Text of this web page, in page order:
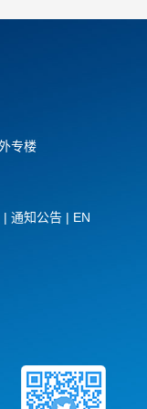
专楼
|通知公告 | EN